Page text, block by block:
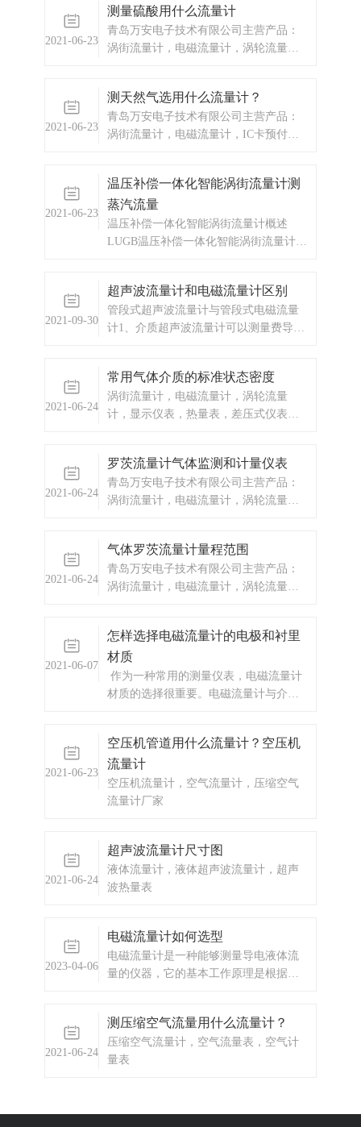
等，以及承接电气自动化项目。
2021-06-23
测量硫酸用什么流量计
青岛万安电子技术有限公司主营产品：
涡街流量计，电磁流量计，涡轮流量
等，以及承接电气自动化项目。欢迎来
电咨询。
2021-06-23
测天然气选用什么流量计？
青岛万安电子技术有限公司主营产品：
涡街流量计，电磁流量计，IC卡预付
热站预付费，涡轮流量计，显示仪表，
热量表，差压式仪表，分析仪器，水质
监测设备，压力仪表等，以及承接电气
自动化项目。
2021-06-23
温压补偿一体化智能涡街流量计测
蒸汽流量
温压补偿一体化智能涡街流量计概述
LUGB温压补偿一体化智能涡街流量计是
将三种信号混合处理后输出一个补偿后
的标准流量，从而实现了对气体、蒸汽
的温压补偿功能。
2021-09-30
超声波流量计和电磁流量计区别
管段式超声波流量计与管段式电磁流量
计1、介质超声波流量计可以测量费导电
导电率高的液体，可以测量强酸强碱。
不能测量石油制品和有机溶剂等。2、精
度（1） 单声道超声波流量计精度
2021-06-24
常用气体介质的标准状态密度
涡街流量计，电磁流量计，涡轮流量
计，显示仪表，热量表，差压式仪表，
2021-06-24
罗茨流量计气体监测和计量仪表
青岛万安电子技术有限公司主营产品：
涡街流量计，电磁流量计，涡轮流量
等，以及承接电气自动化项目。
2021-06-24
气体罗茨流量计量程范围
青岛万安电子技术有限公司主营产品：
涡街流量计，电磁流量计，涡轮流量
等，以及承接电气自动化项目。
2021-06-07
怎样选择电磁流量计的电极和衬里
材质
作为一种常用的测量仪表，电磁流量计
材质的选择很重要。电磁流量计与介质
极以及衬里材料。
2021-06-23
空压机管道用什么流量计？空压机
流量计
空压机流量计，空气流量计，压缩空气
流量计厂家
2021-06-24
超声波流量计尺寸图
液体流量计，液体超声波流量计，超声
波热量表
2023-04-06
电磁流量计如何选型
电磁流量计是一种能够测量导电液体流
量的仪器，它的基本工作原理是根据电
中运动会产生电动势，根据法拉第电磁
感应定律，电磁流量计产生的电信号与
液体的流速成正比，通过测量这个信号
2021-06-24
测压缩空气流量用什么流量计？
压缩空气流量计，空气流量表，空气计
量表